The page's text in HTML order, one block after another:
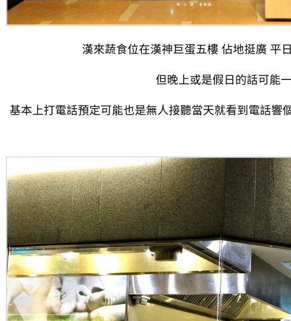
漢來蔬食位在漢神巨蛋五樓 佔地挺廣 平
但晚上或是假日的話可能
基本上打電話預定可能也是無人接聽當天就看到電話響